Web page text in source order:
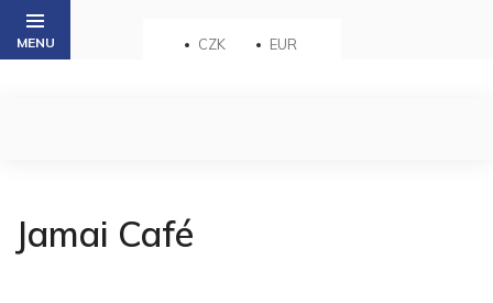
Přejít
obsah
CZK EUR
Jamai Café